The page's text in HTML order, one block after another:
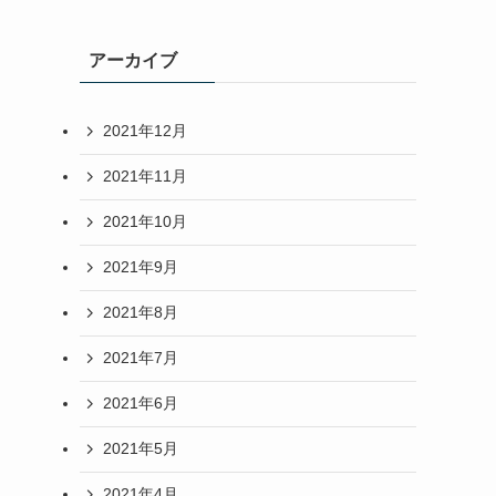
アーカイブ
2021年12月
2021年11月
2021年10月
2021年9月
2021年8月
2021年7月
2021年6月
2021年5月